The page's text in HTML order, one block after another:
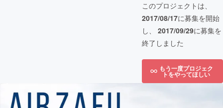
このプロジェクトは、
2017/08/17に募集を開始
し、 2017/09/29に募集を
終了しました
もう一度プロジェク
トをやってほしい